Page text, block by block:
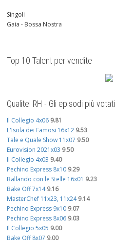
Singoli
Gaia - Bossa Nostra
Top 10 Talent per vendite
Qualitel RH - Gli episodi più votati
Il Collegio 4x06 9.81
L'Isola dei Famosi 16x12 9.53
Tale e Quale Show 11x07 9.50
Eurovision 2021x03 9.50
Il Collegio 4x03 9.40
Pechino Express 8x10 9.29
Ballando con le Stelle 16x01 9.23
Bake Off 7x14 9.16
MasterChef 11x23, 11x24 9.14
Pechino Express 9x10 9.07
Pechino Express 8x06 9.03
Il Collegio 5x05 9.00
Bake Off 8x07 9.00